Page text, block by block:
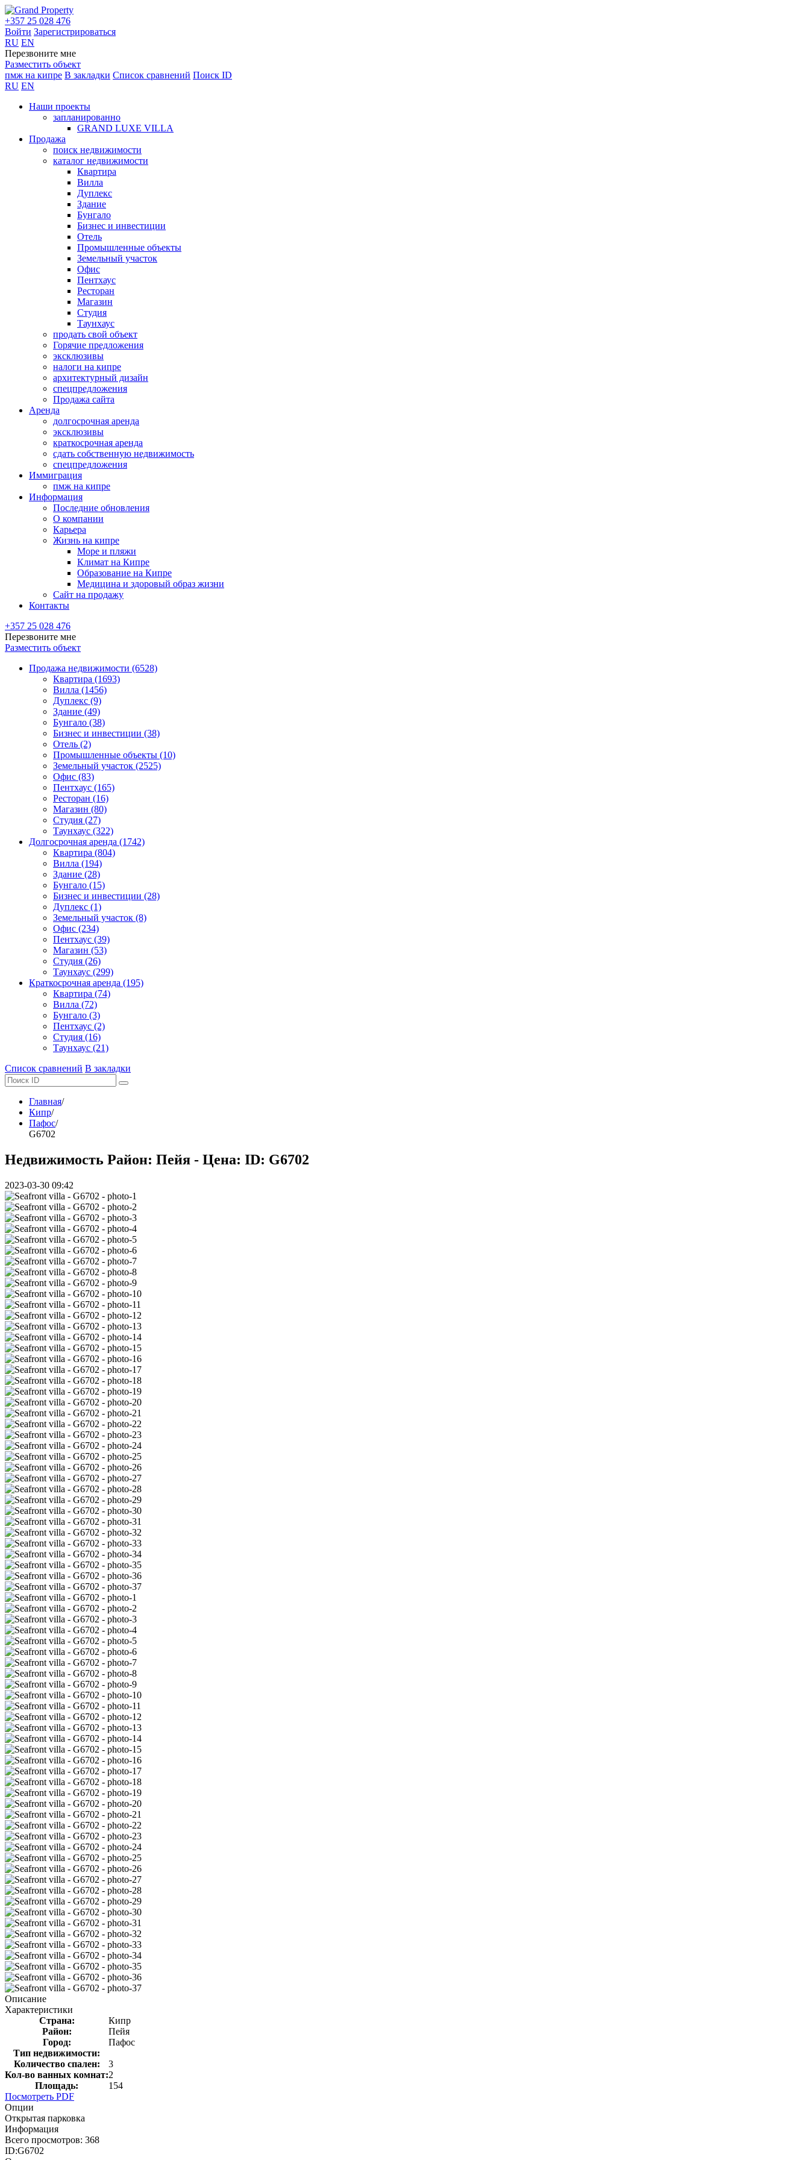
+357 25 028 476
Войти Зарегистрироваться
RU EN
Перезвоните мне
Разместить объект
пмж на кипре В закладки Список сравнений Поиск ID
RU EN
Наши проекты
запланированно
GRAND LUXE VILLA
Продажа
поиск недвижимости
каталог недвижимости
Квартира
Вилла
Дуплекс
Здание
Бунгало
Бизнес и инвестиции
Отель
Промышленные объекты
Земельный участок
Офис
Пентхаус
Ресторан
Магазин
Студия
Таунхаус
продать свой объект
Горячие предложения
эксклюзивы
налоги на кипре
архитектурный дизайн
спецпредложения
Продажа сайта
Аренда
долгосрочная аренда
эксклюзивы
краткосрочная аренда
сдать собственную недвижимость
спецпредложения
Иммиграция
пмж на кипре
Информация
Последние обновления
О компании
Карьера
Жизнь на кипре
Море и пляжи
Климат на Кипре
Образование на Кипре
Медицина и здоровый образ жизни
Сайт на продажу
Контакты
+357 25 028 476
Перезвоните мне
Разместить объект
Продажа недвижимости (6528)
Квартира (1693)
Вилла (1456)
Дуплекс (9)
Здание (49)
Бунгало (38)
Бизнес и инвестиции (38)
Отель (2)
Промышленные объекты (10)
Земельный участок (2525)
Офис (83)
Пентхаус (165)
Ресторан (16)
Магазин (80)
Студия (27)
Таунхаус (322)
Долгосрочная аренда (1742)
Квартира (804)
Вилла (194)
Здание (28)
Бунгало (15)
Бизнес и инвестиции (28)
Дуплекс (1)
Земельный участок (8)
Офис (234)
Пентхаус (39)
Магазин (53)
Студия (26)
Таунхаус (299)
Краткосрочная аренда (195)
Квартира (74)
Вилла (72)
Бунгало (3)
Пентхаус (2)
Студия (16)
Таунхаус (21)
Список сравнений В закладки
Главная/
Кипр/
Пафос/
G6702
Недвижимость Район: Пейя - Цена: ID: G6702
2023-03-30 09:42
Описание
Характеристики
Страна:
Кипр
Район:
Пейя
Город:
Пафос
Тип недвижимости:
Количество спален:
3
Кол-во ванных комнат:2
Площадь:
154
Посмотреть PDF
Опции
Открытая парковка
Информация
Всего просмотров: 368
ID:G6702